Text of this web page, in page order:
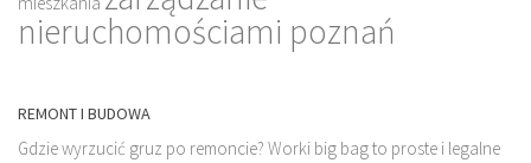
nieruchomościami poznań
REMONT I BUDOWA
Gdzie wyrzucić gruz po remoncie? Worki big bag to proste i legalne